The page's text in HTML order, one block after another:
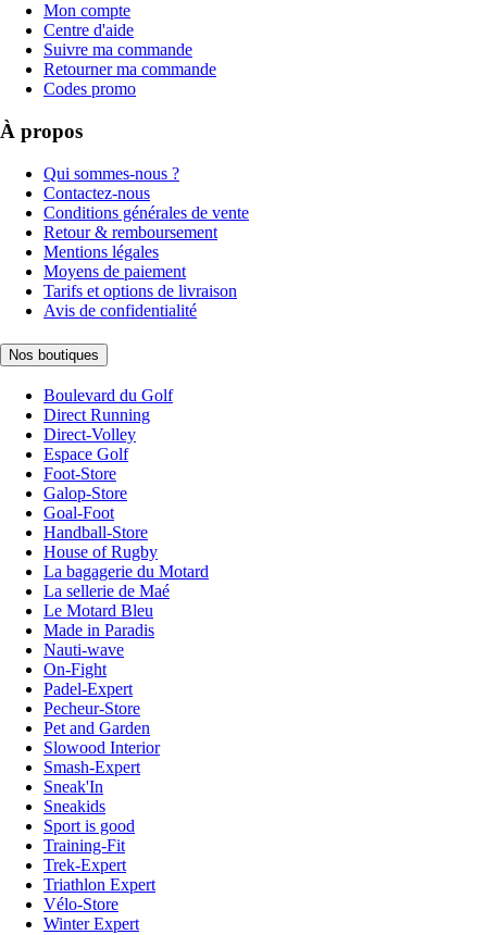
Mon compte
Centre d'aide
Suivre ma commande
Retourner ma commande
Codes promo
À propos
Qui sommes-nous ?
Contactez-nous
Conditions générales de vente
Retour & remboursement
Mentions légales
Moyens de paiement
Tarifs et options de livraison
Avis de confidentialité
Nos boutiques
Boulevard du Golf
Direct Running
Direct-Volley
Espace Golf
Foot-Store
Galop-Store
Goal-Foot
Handball-Store
House of Rugby
La bagagerie du Motard
La sellerie de Maé
Le Motard Bleu
Made in Paradis
Nauti-wave
On-Fight
Padel-Expert
Pecheur-Store
Pet and Garden
Slowood Interior
Smash-Expert
Sneak'In
Sneakids
Sport is good
Training-Fit
Trek-Expert
Triathlon Expert
Vélo-Store
Winter Expert